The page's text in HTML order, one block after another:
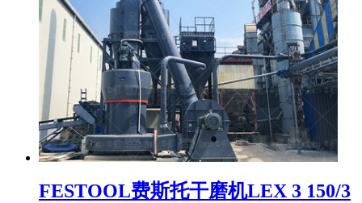
FESTOOL费斯托干磨机LEX 3 150/3